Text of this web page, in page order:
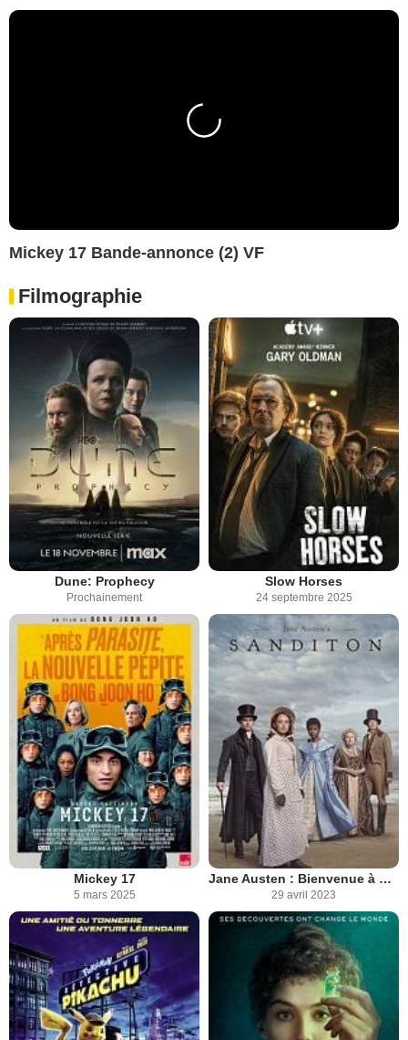
Mickey 17 Bande-annonce (2) VF
Filmographie
Dune: Prophecy
Prochainement
Slow Horses
24 septembre 2025
Mickey 17
5 mars 2025
Jane Austen : Bienvenue à Sanditon
29 avril 2023